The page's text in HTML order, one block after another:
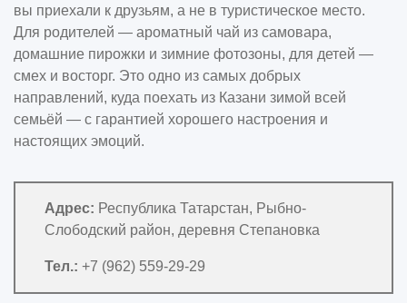
вы приехали к друзьям, а не в туристическое место.
Для родителей — ароматный чай из самовара,
домашние пирожки и зимние фотозоны, для детей —
смех и восторг. Это одно из самых добрых
направлений, куда поехать из Казани зимой всей
семьёй — с гарантией хорошего настроения и
настоящих эмоций.
Адрес: Республика Татарстан, Рыбно-
Слободский район, деревня Степановка
Тел.: +7 (962) 559-29-29